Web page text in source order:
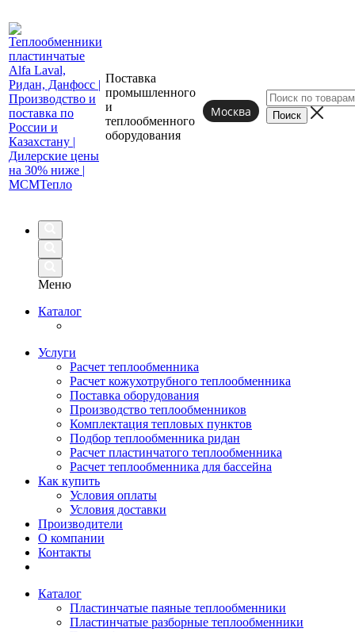
Поставка
промышленного
и
теплообменного
оборудования
Москва
Меню
Каталог
Услуги
Расчет теплообменника
Расчет кожухотрубного теплообменника
Поставка оборудования
Производство теплообменников
Комплектация тепловых пунктов
Подбор теплообменника ридан
Расчет пластинчатого теплообменника
Расчет теплообменника для бассейна
Как купить
Условия оплаты
Условия доставки
Производители
О компании
Контакты
Каталог
Пластинчатые паяные теплообменники
Пластинчатые разборные теплообменники